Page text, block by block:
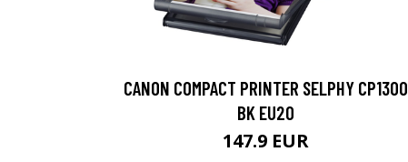
CANON COMPACT PRINTER SELPHY CP1300
BK EU20
147.9 EUR